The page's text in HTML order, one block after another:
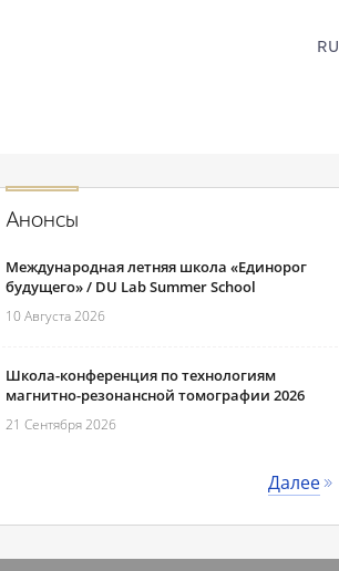
RU
Анонсы
Международная летняя школа «Единорог
будущего» / DU Lab Summer School
10 Августа 2026
Школа-конференция по технологиям
магнитно-резонансной томографии 2026
21 Сентября 2026
Далее